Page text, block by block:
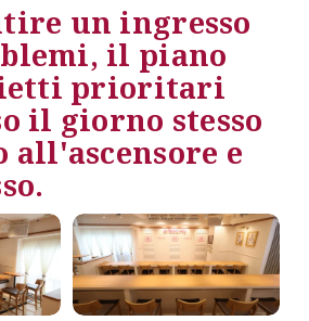
un ingresso
il piano
prioritari
il giorno stesso
all'ascensore e